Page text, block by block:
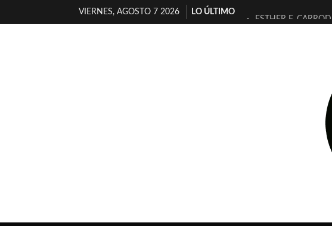
VIERNES, AGOSTO 7 2026
LO ÚLTIMO
ESTHER F.
[ELECTRA JONDA]
TIMBRE 4, LA
30 AÑOS (NO ES
MILITARES JUDÍAS
D’BALDOMEROS
MARSHALL FLASH
JOFRE BARDAGÍ